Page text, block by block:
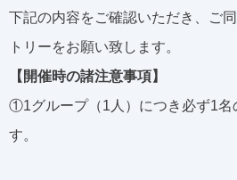
下記の内容をご確認いただき、ご
トリーをお願い致します。
【開催時の諸注意事項】
①1グループ（1人）につき必ず1名
す。